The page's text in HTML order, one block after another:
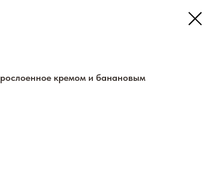
кремом и банановым